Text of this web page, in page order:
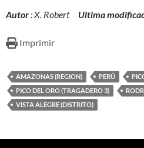
Autor: X. Robert Ultima
Imprimir
AMAZONAS (REGION) PERÚ
PICO DEL ORO (TRAGADERO 3)
VISTA ALEGRE (DISTRITO)